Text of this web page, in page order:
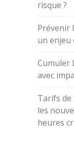
risque ?
Prévenir
un enjeu
Cumuler
avec
Tarifs de
les
heures